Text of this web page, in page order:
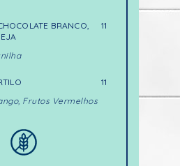
BRANCO,
11
11
Frutos Vermelhos